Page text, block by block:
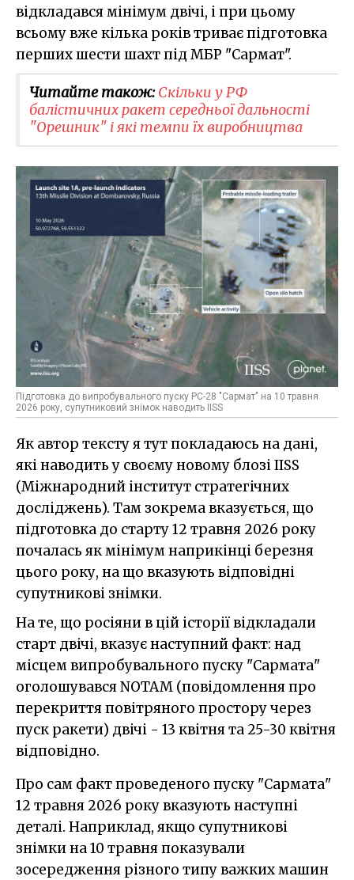
відкладався мінімум двічі, і при цьому
всьому вже кілька років триває підготовка
перших шести шахт під МБР "Сармат".
Читайте також:Скільки у РФ
балістичних ракет середньої дальності
"Орешник" і які темпи їх виробництва
Підготовка до випробувального пуску РС-28 "Сармат" на 10 травня
2026 року, супутниковий знімок наводить IISS
Як автор тексту я тут покладаюсь на дані,
які наводить у своєму новому блозі IISS
(Міжнародний інститут стратегічних
досліджень). Там зокрема вказується, що
підготовка до старту 12 травня 2026 року
почалась як мінімум наприкінці березня
цього року, на що вказують відповідні
супутникові знімки.
На те, що росіяни в цій історії відкладали
старт двічі, вказує наступний факт: над
місцем випробувального пуску "Сармата"
оголошувався NOTAM (повідомлення про
перекриття повітряного простору через
пуск ракети) двічі - 13 квітня та 25-30 квітня
відповідно.
Про сам факт проведеного пуску "Сармата"
12 травня 2026 року вказують наступні
деталі. Наприклад, якщо супутникові
знімки на 10 травня показували
зосередження різного типу важких машин